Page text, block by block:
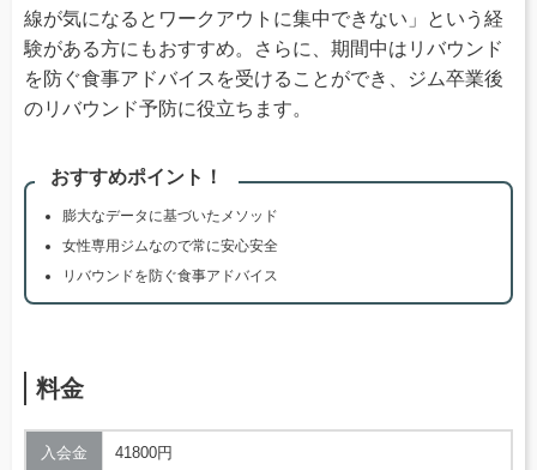
線が気になるとワークアウトに集中できない」という経
験がある方にもおすすめ。さらに、期間中はリバウンド
を防ぐ食事アドバイスを受けることができ、ジム卒業後
のリバウンド予防に役立ちます。
おすすめポイント！
膨大なデータに基づいたメソッド
女性専用ジムなので常に安心安全
リバウンドを防ぐ食事アドバイス
料金
入会金 41800円